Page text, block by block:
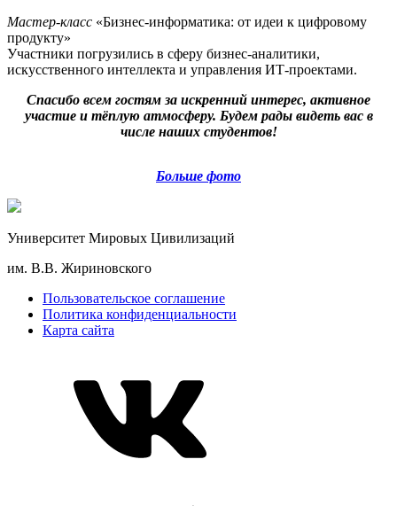
Мастер-класс «Бизнес-информатика: от идеи к цифровому
продукту»
Участники погрузились в сферу бизнес-аналитики,
искусственного интеллекта и управления ИТ-проектами.
Спасибо всем гостям за искренний интерес, активное
участие и тёплую атмосферу. Будем рады видеть вас в
числе наших студентов!
Больше фото
Университет Мировых Цивилизаций
им. В.В. Жириновского
Пользовательское соглашение
Политика конфиденциальности
Карта сайта